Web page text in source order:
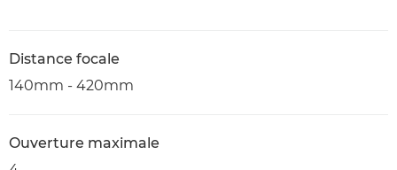
Distance focale
140mm - 420mm
Ouverture maximale